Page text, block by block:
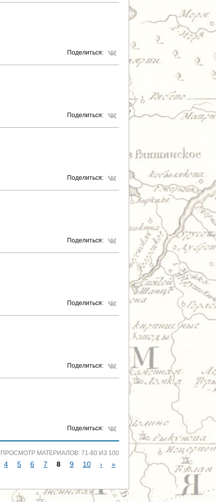
Поделиться:
Поделиться:
Поделиться:
Поделиться:
Поделиться:
Поделиться:
Поделиться:
ПРОСМОТР МАТЕРИАЛОВ: 71-80 ИЗ 100
4 5 6 7 8 9 10 › »